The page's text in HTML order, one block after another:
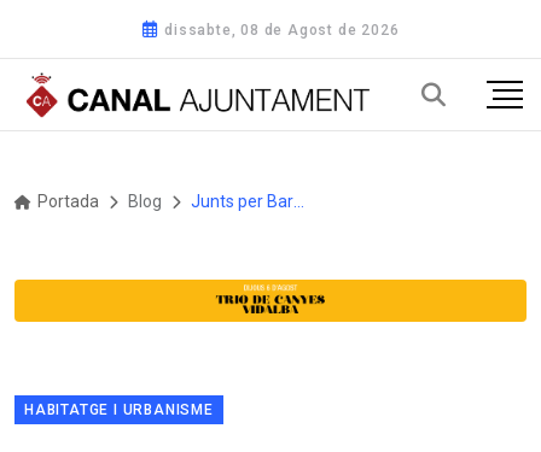
dissabte, 08 de Agost de 2026
Portada Blog
HABITATGE I URBANISME